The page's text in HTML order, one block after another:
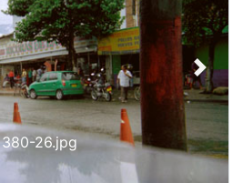
380-26.jpg
Next